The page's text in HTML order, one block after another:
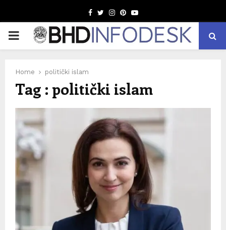
Facebook
TwitterInstagram
Pinterest
Youtube
PRIMARY
Home politički islam
Tag : politički islam